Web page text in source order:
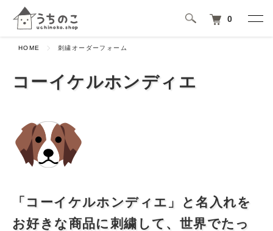
0
HOME 刺繍オーダーフォーム
コーイケルホンディエ
「コーイケルホンディエ」と名入れを
お好きな商品に刺繍して、世界でたっ